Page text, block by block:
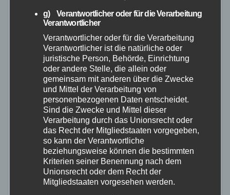
FEUERWEHR POLIZEI WESTERWALD
Aktuell: zwei Automaten gesprengt
30. DEZ. 2022
Nachdem es heute Nacht gegen 01.40 Uhr zu einer
versuchten Sprengung eines Geldautomaten in
Selters (Unterwesterwald) kam, erfolgte um 03.54 Uhr
g) Verantwortlicher oder für die Verarbeitung
Verantwortlicher
Verantwortlicher oder für die Verarbeitung
Verantwortlicher ist die natürliche oder
juristische Person, Behörde, Einrichtung
oder andere Stelle, die allein oder
gemeinsam mit anderen über die Zwecke
und Mittel der Verarbeitung von
personenbezogenen Daten entscheidet.
Sind die Zwecke und Mittel dieser
Verarbeitung durch das Unionsrecht oder
das Recht der Mitgliedstaaten vorgegeben,
so kann der Verantwortliche
beziehungsweise können die bestimmten
Kriterien seiner Benennung nach dem
Unionsrecht oder dem Recht der
Mitgliedstaaten vorgesehen werden.